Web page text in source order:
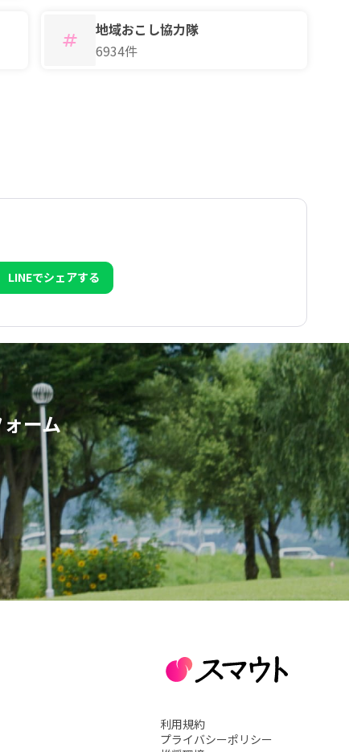
地域おこし協力隊
6934件
LINEでシェアする
ーム
利用規約
プライバシーポリシー